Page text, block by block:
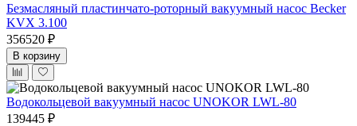
Безмасляный пластинчато-роторный вакуумный насос Becker
KVX 3.100
356520 ₽
В корзину
Водокольцевой вакуумный насос UNOKOR LWL-80
139445 ₽